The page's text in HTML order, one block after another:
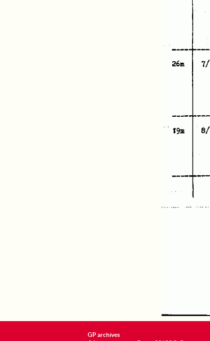
GP archives